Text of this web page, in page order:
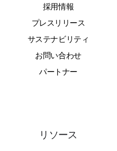
採用情報
プレスリリース
サステナビリティ
お問い合わせ
パートナー
リソース